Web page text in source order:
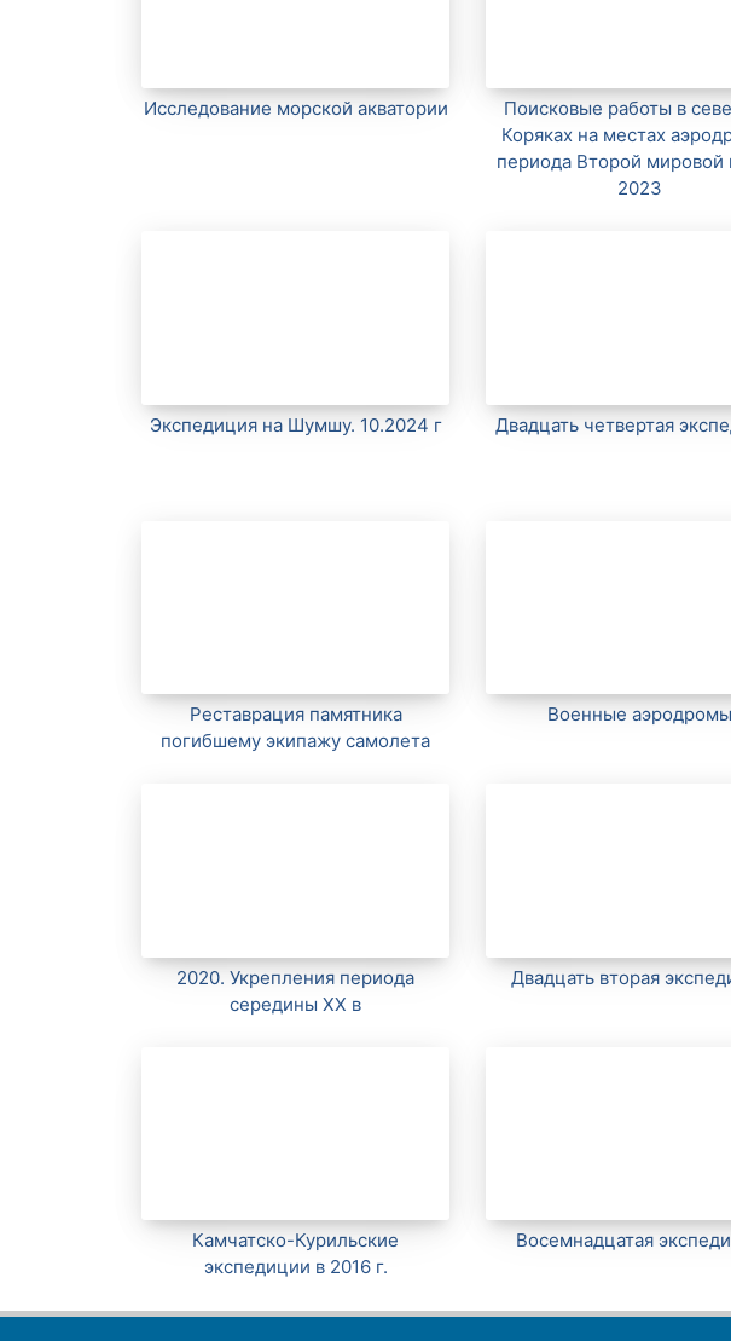
Исследование морской акватории
Поисковые работы в
Коряках на местах
периода Второй мировой
2023
Экспедиция на Шумшу. 10.2024 г Двадцать четвертая
Реставрация памятника
погибшему экипажу самолета
Военные аэродромы
2020. Укрепления периода
середины XX в
Двадцать вторая
Камчатско-Курильские
экспедиции в 2016 г.
Восемнадцатая